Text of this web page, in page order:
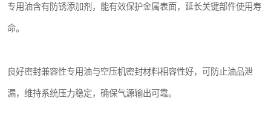
专用油含有防锈添加剂，能有效保护金属表面，延长关键部件使用寿
命。
良好密封兼容性专用油与空压机密封材料相容性好，可防止油品泄
漏，维持系统压力稳定，确保气源输出可靠。